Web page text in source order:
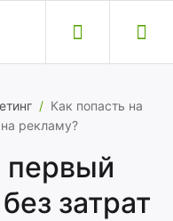
/ Как попасть на
рекламу?
первый
затрат